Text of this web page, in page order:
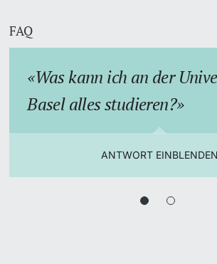
FAQ
Was kann ich an der
Basel alles studieren?
ANTWORT EINBLENDEN